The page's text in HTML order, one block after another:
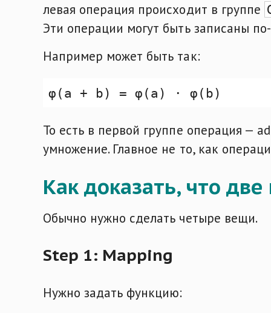
левая операция происходит в группе
Эти операции могут быть записаны
Например может быть так:
То есть в первой группе операция —
умножение. Главное не то, как
Как доказать, что
Обычно нужно сделать четыре вещи.
Step 1: Mapping
Нужно задать функцию: